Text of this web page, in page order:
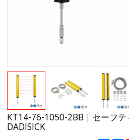
KT14-76-1050-2BB｜セーフテ
DADISICK